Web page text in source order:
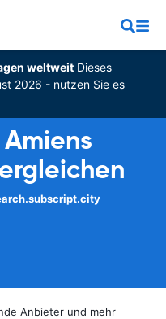
weltweitDieses
2026 - nutzen Sie es
Anbieter und mehr